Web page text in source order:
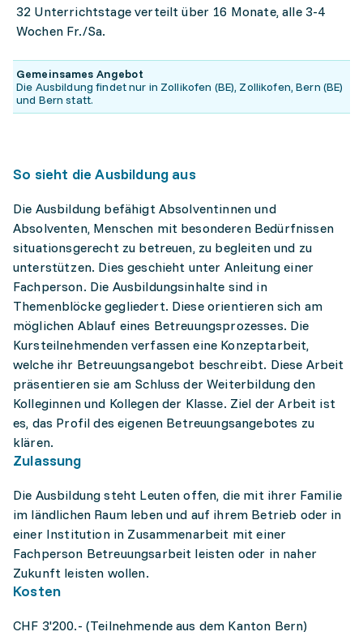
32 Unterrichtstage verteilt über 16 Monate, alle 3-4
Wochen Fr./Sa.
Gemeinsames Angebot
Die Ausbildung findet nur in Zollikofen (BE), Zollikofen, Bern (BE)
und Bern statt.
So sieht die Ausbildung aus
Die Ausbildung befähigt Absolventinnen und
Absolventen, Menschen mit besonderen Bedürfnissen
situationsgerecht zu betreuen, zu begleiten und zu
unterstützen. Dies geschieht unter Anleitung einer
Fachperson. Die Ausbildungsinhalte sind in
Themenblöcke gegliedert. Diese orientieren sich am
möglichen Ablauf eines Betreuungsprozesses. Die
Kursteilnehmenden verfassen eine Konzeptarbeit,
welche ihr Betreuungsangebot beschreibt. Diese Arbeit
präsentieren sie am Schluss der Weiterbildung den
Kolleginnen und Kollegen der Klasse. Ziel der Arbeit ist
es, das Profil des eigenen Betreuungsangebotes zu
klären.
Zulassung
Die Ausbildung steht Leuten offen, die mit ihrer Familie
im ländlichen Raum leben und auf ihrem Betrieb oder in
einer Institution in Zusammenarbeit mit einer
Fachperson Betreuungsarbeit leisten oder in naher
Zukunft leisten wollen.
Kosten
CHF 3'200.- (Teilnehmende aus dem Kanton Bern)